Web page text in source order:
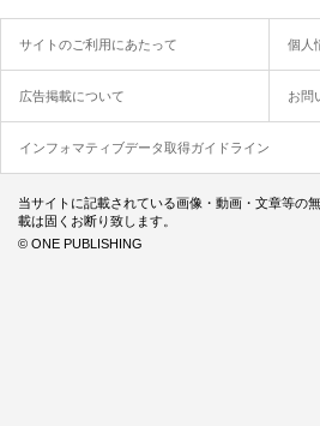
サイトのご利用にあたって 個人
広告掲載について お問
インフォマティブデータ取得ガイドライン
当サイトに記載されている画像・動画・文章等の
載は固くお断り致します。
© ONE PUBLISHING